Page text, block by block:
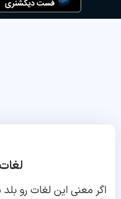
اگر معنی این لغات رو